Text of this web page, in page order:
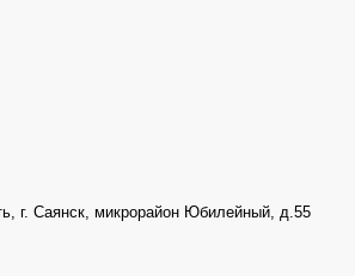
г. Саянск, микрорайон Юбилейный, д.55